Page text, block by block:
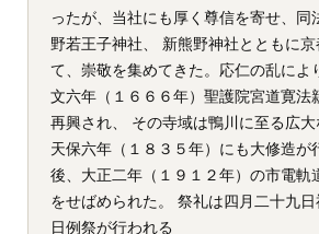
ったが、当社にも厚く尊信を寄せ、同
野若王子神社、 新熊野神社とともに
て、崇敬を集めてきた。応仁の乱によ
文六年（１６６６年）聖護院宮道寛法
再興され、 その寺域は鴨川に至る広大
天保六年（１８３５年）にも大修造が
後、大正二年（１９１２年）の市電軌
をせばめられた。 祭礼は四月二十九
日例祭が行われる